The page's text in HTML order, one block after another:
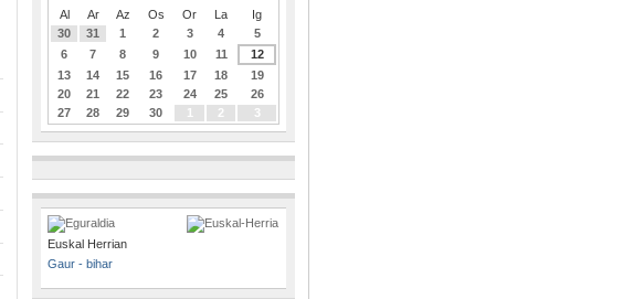
Al
Ar Az Os Or La
Ig
30
31 1 2 3 4
5
6
7 8 9 10 11
12
13
14 15 16 17 18
19
20
21 22 23 24 25
26
27
28 29 30 1 2 3
Euskal Herrian
Gaur - bihar